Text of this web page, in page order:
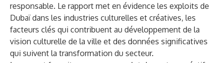
responsable. Le rapport met en évidence les exploits de
Dubaï dans les industries culturelles et créatives, les
facteurs clés qui contribuent au développement de la
vision culturelle de la ville et des données significatives
qui suivent la transformation du secteur.